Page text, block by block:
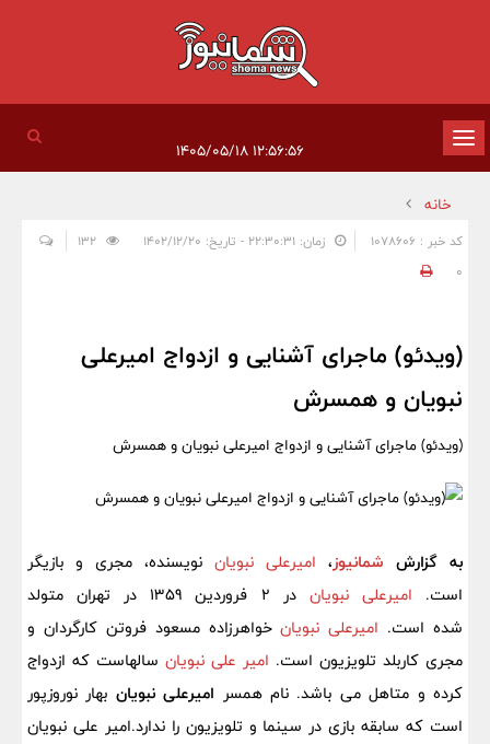
تغییر
وضعیت
ناوبری
خانه
کد خبر : 1078606 زمان: ۲۲:۳۰:۳۱ - تاریخ: ۱۴۰۲/۱۲/۲۰
0
(ویدئو) ماجرای آشنایی و ازدواج امیرعلی
نبویان و همسرش
(ویدئو) ماجرای آشنایی و ازدواج امیرعلی نبویان و همسرش
به گزارش شمانیوز، امیرعلی نبویان نویسنده، مجری و بازیگر
است. امیرعلی نبویان
در 2 فروردین 1359 در تهران متولد
شده است. امیرعلی نبویانخواهرزاده مسعود فروتن کارگردان و
مجری کاربلد تلویزیون است. امیر علی نبویان سالهاست که ازدواج
کرده و متاهل می باشد. نام همسر امیرعلی نبویان بهار نوروزپور
است که سابقه بازی در سینما و تلویزیون را ندارد.امیر علی نبویان